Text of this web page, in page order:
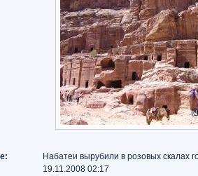
Набатеи вырубили в розовых скалах
19.11.2008 02:17